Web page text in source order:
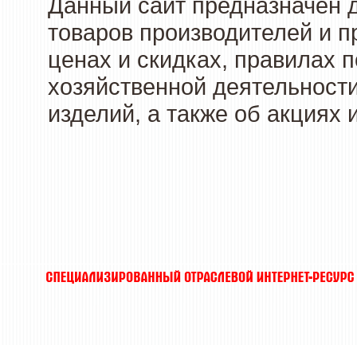
товаров производителей и
ценах и скидках, правилах
хозяйственной
изделий, а также об